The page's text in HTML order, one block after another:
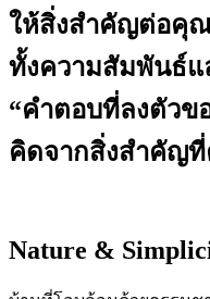
ให้สิ่งสำคัญต่อคุ
ทั้งความสัมพันธ์แ
“คำตอบที่ลงตัวข
คิดจากสิ่งสำคัญที่
Nature &